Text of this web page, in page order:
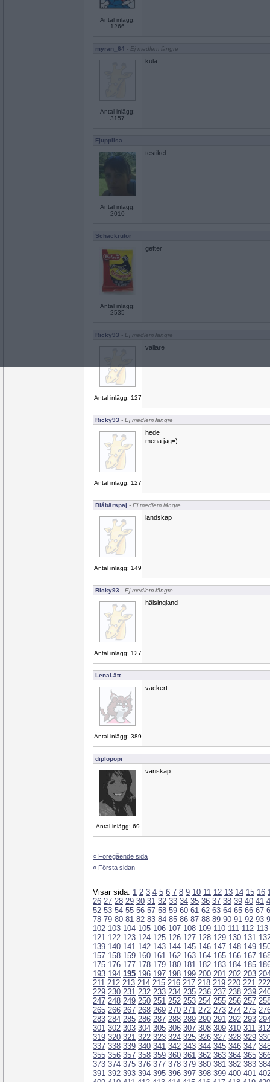
Antal inlägg:
1266
myran_64 - Ej medlem längre
Antal inlägg:
3157
kula
Fjupplisa
Antal inlägg:
2010
testikel
Schackrutor
Antal inlägg:
2535
getter
Ricky93 - Ej medlem längre
Antal inlägg: 127
vallare
Ricky93 - Ej medlem längre
Antal inlägg: 127
hede
mena jag=)
Blåbärspaj - Ej medlem längre
Antal inlägg: 149
landskap
Ricky93 - Ej medlem längre
Antal inlägg: 127
hälsingland
LenaLätt
Antal inlägg: 389
vackert
diplopopi
Antal inlägg: 69
vänskap
« Föregående sida
« Första sidan
Visar sida: 1 2 3 4 5 6 7 8 9 10 11 12 13 14 15 16
26 27 28 29 30 31 32 33 34 35 36 37 38 39 40 41
52 53 54 55 56 57 58 59 60 61 62 63 64 65 66 67
78 79 80 81 82 83 84 85 86 87 88 89 90 91 92 93
102 103 104 105 106 107 108 109 110 111 112 113
121 122 123 124 125 126 127 128 129 130 131
139 140 141 142 143 144 145 146 147 148 149
157 158 159 160 161 162 163 164 165 166 167
175 176 177 178 179 180 181 182 183 184 185
193 194 195 196 197 198 199 200 201 202 203
211 212 213 214 215 216 217 218 219 220 221 222
229 230 231 232 233 234 235 236 237 238 239
247 248 249 250 251 252 253 254 255 256 257
265 266 267 268 269 270 271 272 273 274 275
283 284 285 286 287 288 289 290 291 292 293
301 302 303 304 305 306 307 308 309 310 311 312
319 320 321 322 323 324 325 326 327 328 329
337 338 339 340 341 342 343 344 345 346 347
355 356 357 358 359 360 361 362 363 364 365
373 374 375 376 377 378 379 380 381 382 383
391 392 393 394 395 396 397 398 399 400 401